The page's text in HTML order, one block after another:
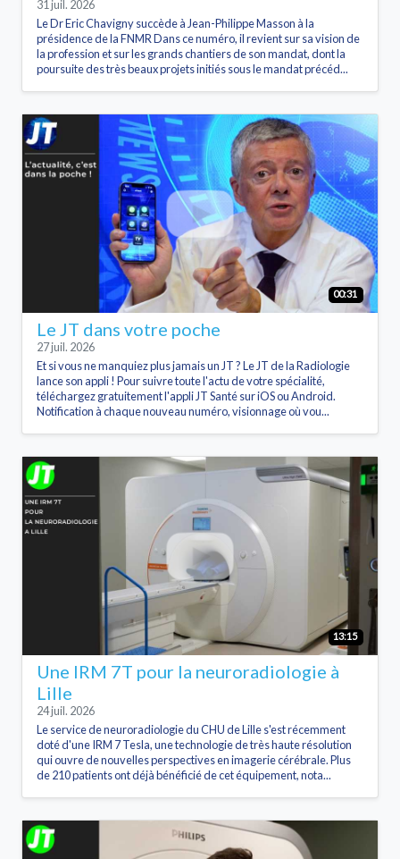
31 juil. 2026
Le Dr Eric Chavigny succède à Jean-Philippe Masson à la
présidence de la FNMR Dans ce numéro, il revient sur sa vision de
la profession et sur les grands chantiers de son mandat, dont la
poursuite des très beaux projets initiés sous le mandat précéd...
00:31
Le JT dans votre poche
27 juil. 2026
Et si vous ne manquiez plus jamais un JT ? Le JT de la Radiologie
lance son appli ! Pour suivre toute l'actu de votre spécialité,
téléchargez gratuitement l'appli JT Santé sur iOS ou Android.
Notification à chaque nouveau numéro, visionnage où vou...
13:15
Une IRM 7T pour la neuroradiologie à
Lille
24 juil. 2026
Le service de neuroradiologie du CHU de Lille s'est récemment
doté d'une IRM 7 Tesla, une technologie de très haute résolution
qui ouvre de nouvelles perspectives en imagerie cérébrale. Plus
de 210 patients ont déjà bénéficié de cet équipement, nota...